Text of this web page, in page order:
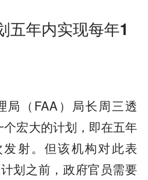
五年内实现每年1
局（FAA）局长周三透
宏大的计划，即在五年
射。但该机构对此表
划之前，政府官员需要